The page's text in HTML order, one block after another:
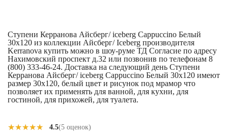
Ступени Керранова Айсберг/ iceberg Сappuccino Белый
30x120 из коллекции Айсберг/ Iceberg производителя
Kerranova купить можно в шоу-руме ТД Согласие по адресу
Нахимовский проспект д.32 или позвонив по телефонам 8
(800) 333-46-24. Доставка на следующий день Ступени
Керранова Айсберг/ iceberg Сappuccino Белый 30x120 имеют
размер 30x120, белый цвет и рисунок под мрамор что
позволяет их применять для ванной, для кухни, для
гостиной, для прихожей, для туалета.
★★★★★
★★★★★ 4.5(5 оценок)